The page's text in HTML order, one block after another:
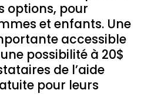
options, pour
et enfants. Une
accessible
possibilité à 20$
de l’aide
pour leurs